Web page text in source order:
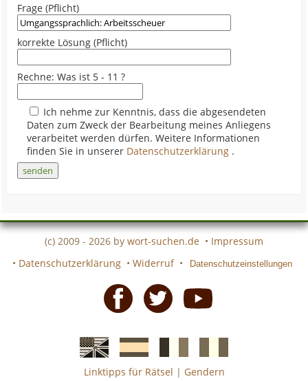
Frage (Pflicht)
korrekte Lösung (Pflicht)
Rechne: Was ist 5 - 11 ?
Ich nehme zur Kenntnis, dass die abgesendeten
Daten zum Zweck der Bearbeitung meines Anliegens
verarbeitet werden dürfen. Weitere Informationen
finden Sie in unserer Datenschutzerklärung .
(c) 2009 - 2026 by wort-suchen.de • Impressum
• Datenschutzerklärung • Widerruf • Datenschutzeinstellungen
EnglischeSpanischefranzösicheitalienische
Linktipps für Rätsel | Gendern